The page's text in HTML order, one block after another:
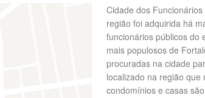
Cidade dos
região foi adquirida há
funcionários públicos do
mais populosos de
procuradas na cidade
localizado na região
condomínios e casas